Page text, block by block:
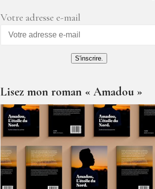
Votre adresse e-mail
S'inscrire.
Lisez mon roman « Amadou »